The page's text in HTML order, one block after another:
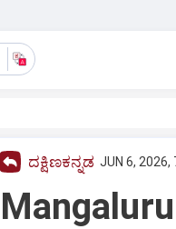
ದಕ್ಷಿಣಕನ್ನಡ JUN 6, 2026,